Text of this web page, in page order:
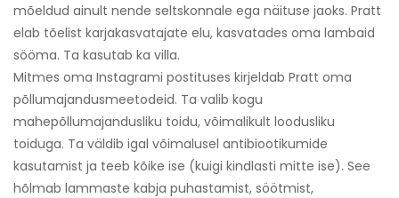
mõeldud ainult nende seltskonnale ega näituse jaoks. Pratt
elab tõelist karjakasvatajate elu, kasvatades oma lambaid
sööma. Ta kasutab ka villa.
Mitmes oma Instagrami postituses kirjeldab Pratt oma
põllumajandusmeetodeid. Ta valib kogu
mahepõllumajandusliku toidu, võimalikult loodusliku
toiduga. Ta väldib igal võimalusel antibiootikumide
kasutamist ja teeb kõike ise (kuigi kindlasti mitte ise). See
hõlmab lammaste kabja puhastamist, söötmist,